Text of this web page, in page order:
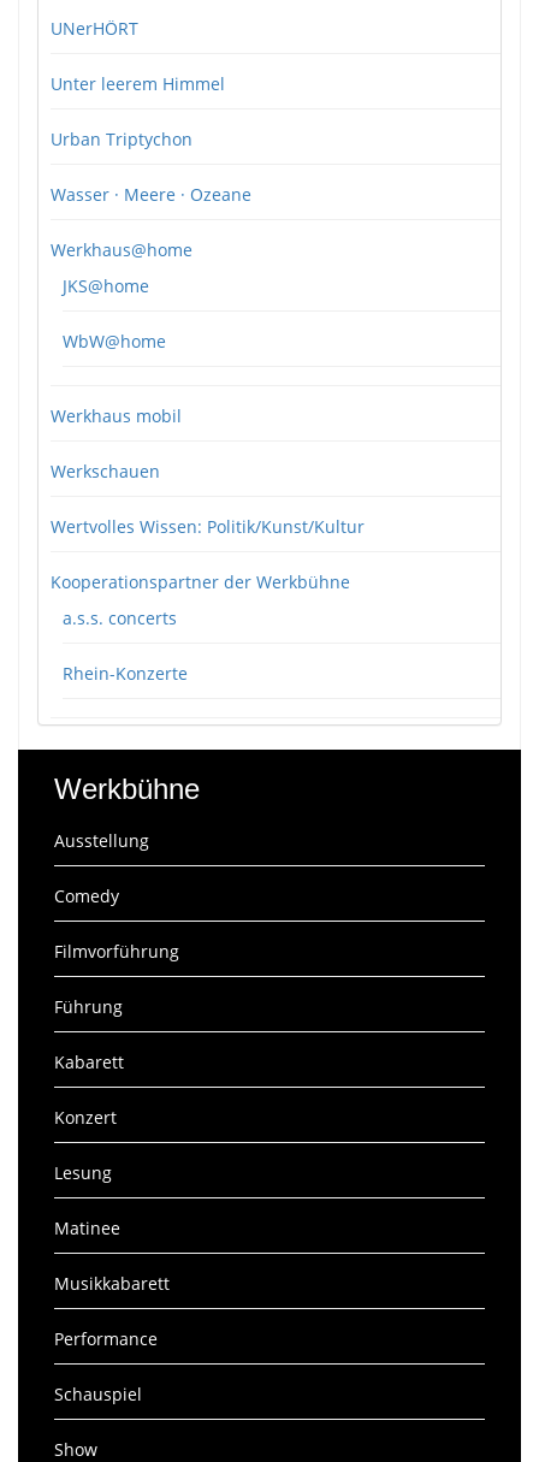
UNerHÖRT
Unter leerem Himmel
Urban Triptychon
Wasser · Meere · Ozeane
Werkhaus@home
JKS@home
WbW@home
Werkhaus mobil
Werkschauen
Wertvolles Wissen: Politik/Kunst/Kultur
Kooperationspartner der Werkbühne
a.s.s. concerts
Rhein-Konzerte
Werkbühne
Ausstellung
Comedy
Filmvorführung
Führung
Kabarett
Konzert
Lesung
Matinee
Musikkabarett
Performance
Schauspiel
Show